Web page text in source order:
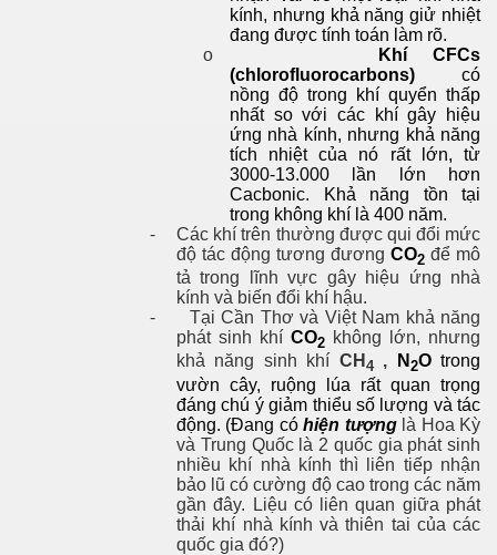
kính, nhưng khả năng giử nhiệt
đang được tính toán làm rõ.
o
Khí CFCs
(chlorofluorocarbons) có
nồng độ trong khí quyển thấp
nhất so với các khí gây hiệu
ứng nhà kính, nhưng khả năng
tích nhiệt của nó rất lớn, từ
3000-13.000 lần lớn hơn
Cacbonic. Khả năng tồn tại
trong không khí là 400 năm.
-
Các khí trên thường được qui đổi mức
độ tác động tương đương CO2 để mô
tả trong lĩnh vực gây hiệu ứng nhà
kính và biến đổi khí hậu.
-
Tại Cần Thơ và Việt Nam khả năng
phát sinh khí CO2 không lớn, nhưng
khả năng sinh khí CH 4 , N 2Otrong
vườn cây, ruộng lúa rất quan trọng
đáng chú ý giảm thiểu số lượng và tác
động. (Đang cóhiện tượnglà Hoa Kỳ
và Trung Quốc là 2 quốc gia phát sinh
nhiều khí nhà kính thì liên tiếp nhận
bảo lũ có cường độ cao trong các năm
gần đây. Liệu có liên quan giữa phát
thải khí nhà kính và thiên tai của các
quốc gia đó?)